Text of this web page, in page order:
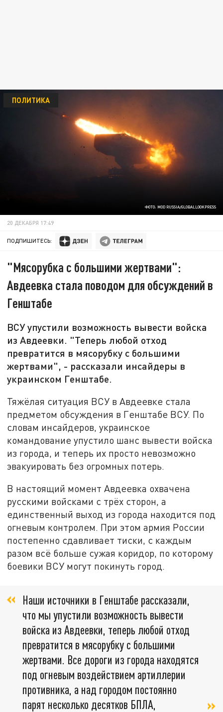
ФОТО: MOD RUSSIA/GLOBALLOOKPRESS
ПОЛИТИКА
20 ДЕКАБРЯ 17:49
ПОДПИШИТЕСЬ:
"Мясорубка с большими жертвами":
Авдеевка стала поводом для обсуждений в
Генштабе
ВСУ упустили возможность вывести войска
из Авдеевки. "Теперь любой отход
превратится в мясорубку с большими
жертвами", - рассказали инсайдеры в
украинском Генштабе.
Тяжёлая ситуация ВСУ в Авдеевке стала
предметом обсуждения в Генштабе ВСУ. По
словам инсайдеров, украинское
командование упустило шанс вывести войска
из города, и теперь их просто невозможно
эвакуировать без огромных потерь.
В настоящий момент Авдеевка охвачена
русскими войсками с трёх сторон, а
единственный выход из города находится под
огневым контролем. При этом армия России
постепенно сдавливает тиски, с каждым
разом всё больше сужая коридор, по которому
боевики ВСУ могут покинуть город.
Наши источники в Генштабе рассказали,
что мы упустили возможность вывести
войска из Авдеевки, теперь любой отход
превратится в мясорубку с большими
жертвами. Все дороги из города находятся
под огневым воздействием артиллерии
противника, а над городом постоянно
парят несколько десятков БПЛА,